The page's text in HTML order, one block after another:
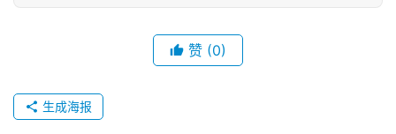
赞 (0)
生成海报